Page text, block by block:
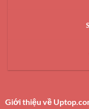
Giới thiệu về